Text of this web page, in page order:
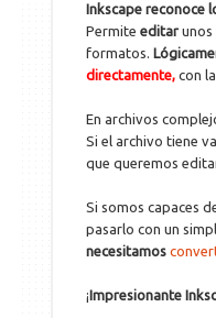
Inkscape reconoce
Permite editar
formatos.
directamente, con
En archivos
Si el archivo tiene
que queremos
Si somos capaces
pasarlo con un
necesitamos
¡Impresionante